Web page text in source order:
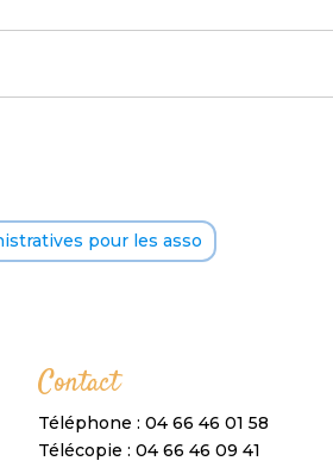
pour les asso
Contact
Téléphone : 04 66 46 01 58
Télécopie : 04 66 46 09 41